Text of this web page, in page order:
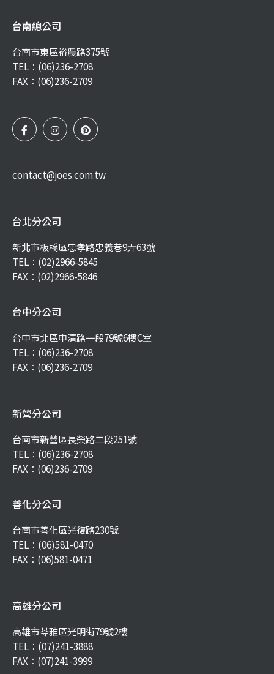
台南總公司
台南市東區裕農路375號
TEL： (06)236-2708
FAX：(06)236-2709
contact@joes.com.tw
台北分公司
新北市板橋區忠孝路忠義巷9弄63號
TEL： (02)2966-5845
FAX：(02)2966-5846
台中分公司
台中市北區中清路一段79號6樓C室
TEL： (06)236-2708
FAX：(06)236-2709
新營分公司
台南市新營區長榮路二段251號
TEL： (06)236-2708
FAX：(06)236-2709
善化分公司
台南市善化區光復路230號
TEL： (06)581-0470
FAX：(06)581-0471
高雄分公司
高雄市苓雅區光明街79號2樓
TEL： (07)241-3888
FAX：(07)241-3999